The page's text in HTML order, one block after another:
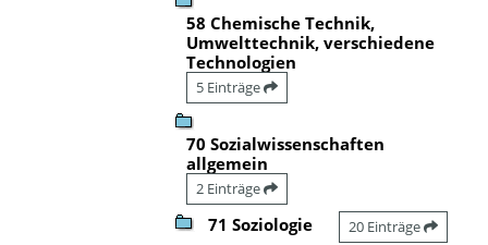
58 Chemische Technik,
Umwelttechnik, verschiedene
Technologien
5 Einträge
70 Sozialwissenschaften
allgemein
2 Einträge
71 Soziologie 20 Einträge